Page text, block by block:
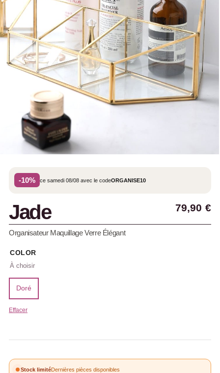
-10% ce samedi 08/08 avec le codeORGANISE10
Jade 79,90 €
Organisateur Maquillage Verre Élégant
COLOR
Doré
Effacer
Stock limitéDernières pièces disponibles